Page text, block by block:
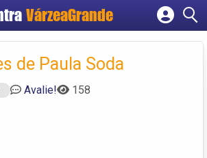
VárzeaGrande
Cadastrar empresa
Criar conta
de Paula Soda
Avalie! 158